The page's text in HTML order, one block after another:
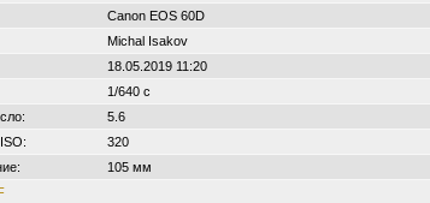
Canon EOS 60D
Michal Isakov
18.05.2019 11:20
1/640 с
5.6
320
105 мм